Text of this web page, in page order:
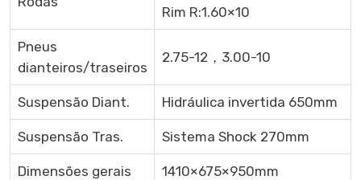
Rim R:1.60×10
Pneus
dianteiros/traseiros
2.75-12，3.00-10
Suspensão Diant. Hidráulica invertida 650mm
Suspensão Tras. Sistema Shock 270mm
Dimensões gerais 1410×675×950mm